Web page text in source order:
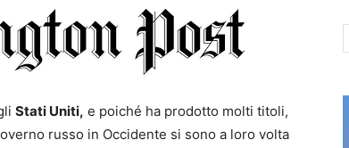
Stati Uniti, e poiché ha prodotto molti titoli,
russo in Occidente si sono a loro volta